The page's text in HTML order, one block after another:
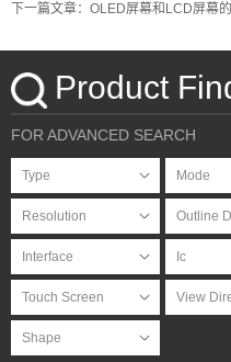
下一篇文章：OLED屏幕和LCD屏幕
Product
FOR ADVANCED SEARCH